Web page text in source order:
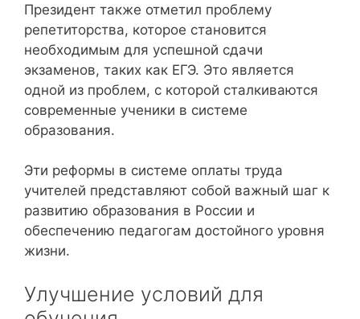
Президент также отметил проблему
репетиторства, которое становится
необходимым для успешной сдачи
экзаменов, таких как ЕГЭ. Это является
одной из проблем, с которой сталкиваются
современные ученики в системе
образования.
Эти реформы в системе оплаты труда
учителей представляют собой важный шаг к
развитию образования в России и
обеспечению педагогам достойного уровня
жизни.
Улучшение условий для